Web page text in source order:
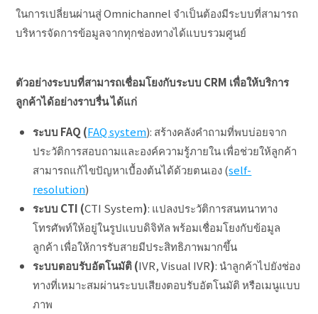
ในการเปลี่ยนผ่านสู่ Omnichannel จำเป็นต้องมีระบบที่สามารถ
บริหารจัดการข้อมูลจากทุกช่องทางได้แบบรวมศูนย์
ตัวอย่างระบบที่สามารถเชื่อมโยงกับระบบ CRM เพื่อให้บริการ
ลูกค้าได้อย่างราบรื่น ได้แก่
ระบบ FAQ (FAQ system): สร้างคลังคำถามที่พบบ่อยจาก
ประวัติการสอบถามและองค์ความรู้ภายใน เพื่อช่วยให้ลูกค้า
สามารถแก้ไขปัญหาเบื้องต้นได้ด้วยตนเอง (self-
resolution)
ระบบ CTI (CTI System): แปลงประวัติการสนทนาทาง
โทรศัพท์ให้อยู่ในรูปแบบดิจิทัล พร้อมเชื่อมโยงกับข้อมูล
ลูกค้า เพื่อให้การรับสายมีประสิทธิภาพมากขึ้น
ระบบตอบรับอัตโนมัติ (IVR, Visual IVR): นำลูกค้าไปยังช่อง
ทางที่เหมาะสมผ่านระบบเสียงตอบรับอัตโนมัติ หรือเมนูแบบ
ภาพ